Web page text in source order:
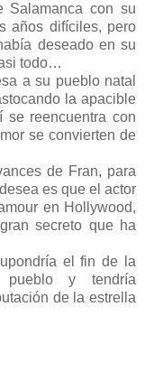
Salamanca con su
años difíciles, pero
deseado en su
todo…
a su pueblo natal
la apacible
se reencuentra con
se convierten de
de Fran, para
es que el actor
en Hollywood,
secreto que ha
el fin de la
y tendría
de la estrella